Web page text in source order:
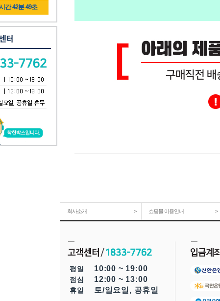
회사소개 > 쇼핑몰 이용안내 >
평일 10:00 ~ 19:00
점심 12:00 ~ 13:00
휴일 토/일요일, 공휴일
간 42분 49초